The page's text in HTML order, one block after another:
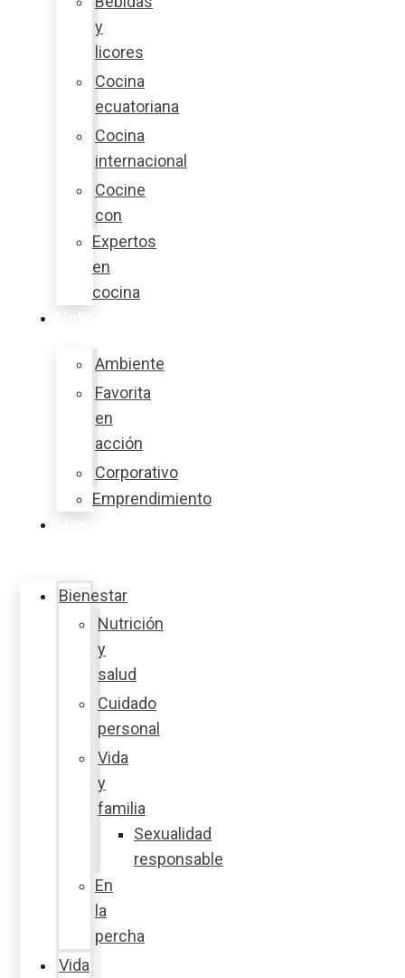
y
licores
Cocina
ecuatoriana
Cocina
internacional
Cocine
con
Expertos
en
cocina
Ambiente
Favorita
en
acción
Corporativo
Emprendimiento
Bienestar
Nutrición
y
salud
Cuidado
personal
Vida
y
familia
Sexualidad
responsable
En
la
percha
Vida